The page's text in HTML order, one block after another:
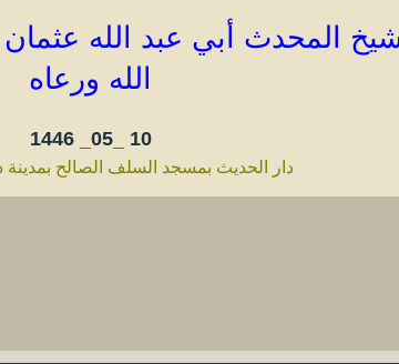
المحدث أبي عبد الله عثمان
الله ورعاه
10 _05_
1446
دار الحديث بمسجد السلف الصالح بمدينة